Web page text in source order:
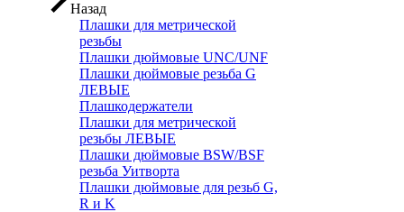
Назад
Плашки для метрической
резьбы
Плашки дюймовые UNC/UNF
Плашки дюймовые резьба G
ЛЕВЫЕ
Плашкодержатели
Плашки для метрической
резьбы ЛЕВЫЕ
Плашки дюймовые BSW/BSF
резьба Уитворта
Плашки дюймовые для резьб G,
R и K